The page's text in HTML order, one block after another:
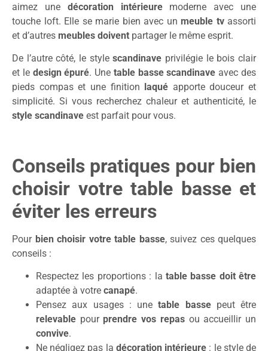
aimez une décoration intérieuremoderne avec une
touche loft. Elle se marie bien avec un meuble tvassorti
et d’autres meubles doivent partager le même esprit.
De l’autre côté, le stylescandinave privilégie le bois clair
et le design épuré. Une table basse scandinave avec des
pieds compas et une finition laqué apporte douceur et
simplicité. Si vous recherchez chaleur et authenticité, le
style scandinave est parfait pour vous.
Conseils pratiques pour bien
choisir votre table basse et
éviter les erreurs
Pour bien choisir votre table basse, suivez ces quelques
conseils :
Respectez les proportions : la table basse doit être
adaptée à votre canapé.
Pensez aux usages : unetable basse peut être
relevable pour prendre vos repasou accueillir un
convive.
Ne négligez pas la décoration intérieure : le style de